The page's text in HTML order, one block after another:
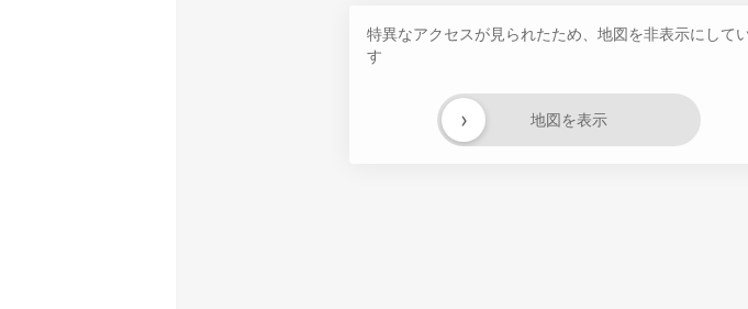
特異なアクセスが見られたため、地図を非表示にして
す
地図を表示
›